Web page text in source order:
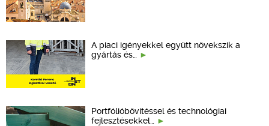
A piaci igényekkel együtt növekszik a
gyártás és…
Portfólióbővítéssel és technológiai
fejlesztésekkel…